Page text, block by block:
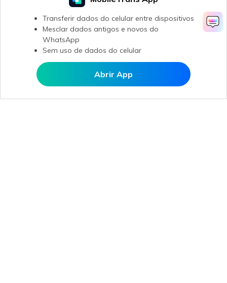
Abrir MobileTrans APP
Transferir dados do celular entre dispositivos
Mesclar dados antigos e novos do
WhatsApp
Sem uso de dados do celular
Abrir App